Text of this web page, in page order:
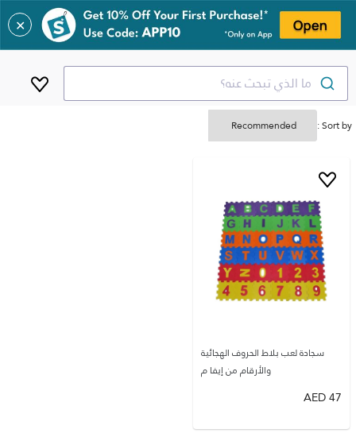
✕
ما الذي تبحث عنه؟
Sort by :
سجادة لعب بلاط الحروف الهجائية
والأرقام من إيفا م
47
AED